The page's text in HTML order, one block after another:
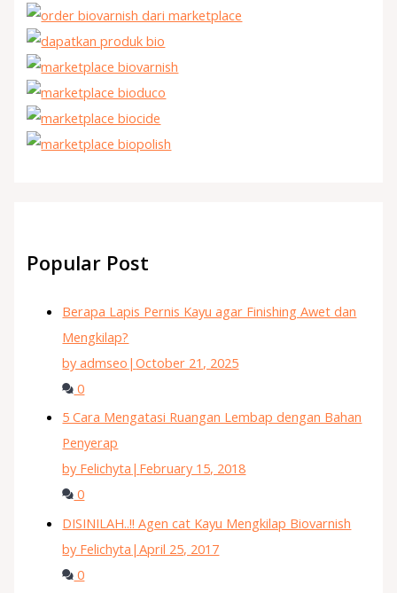
Popular Post
Berapa Lapis Pernis Kayu agar Finishing Awet dan
Mengkilap?
by admseo |October 21, 2025
0
5 Cara Mengatasi Ruangan Lembap dengan Bahan
Penyerap
by Felichyta | February 15, 2018
0
DISINILAH..!! Agen cat Kayu Mengkilap Biovarnish
by Felichyta |April 25, 2017
0